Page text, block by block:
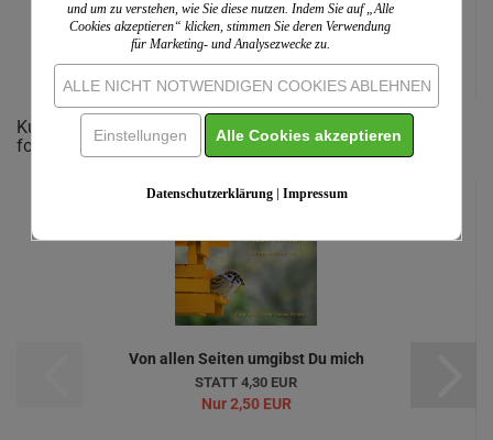
Kunden, welche diesen Artikel bestellten, haben auch
folgende Artikel gekauft:
Von allen Seiten umgibst Du mich
STATT 4,30 EUR
Nur2,50 EUR
und um zu verstehen, wie Sie diese nutzen. Indem Sie auf „Alle
Cookies akzeptieren“ klicken, stimmen Sie deren Verwendung
für Marketing- und Analysezwecke zu.
ALLE NICHT NOTWENDIGEN COOKIES ABLEHNEN
Einstellungen Alle Cookies akzeptieren
Datenschutzerklärung| Impressum